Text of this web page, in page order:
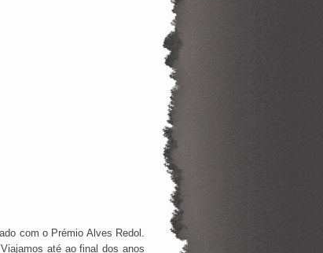
com o Prémio Alves Redol.
até ao final dos anos